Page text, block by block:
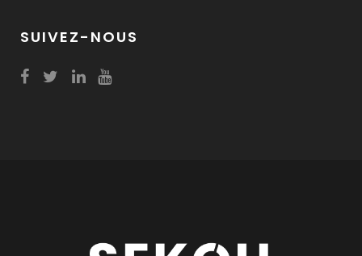
SUIVEZ-NOUS